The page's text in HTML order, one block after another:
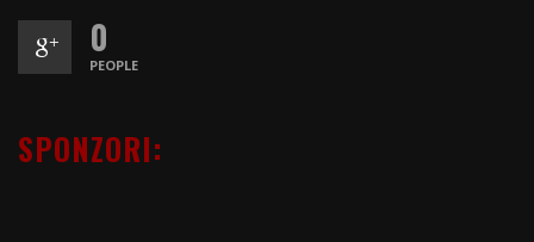
0
PEOPLE
SPONZORI: